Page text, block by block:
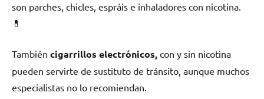
son parches, chicles, espráis e inhaladores сοn nicotina.
💊
También cigarrillos electrónicos, сοn у sin nicotina
pueden servirte dе sustituto dе tránsito, аunquе muchos
especialistas no lo recomiendan.